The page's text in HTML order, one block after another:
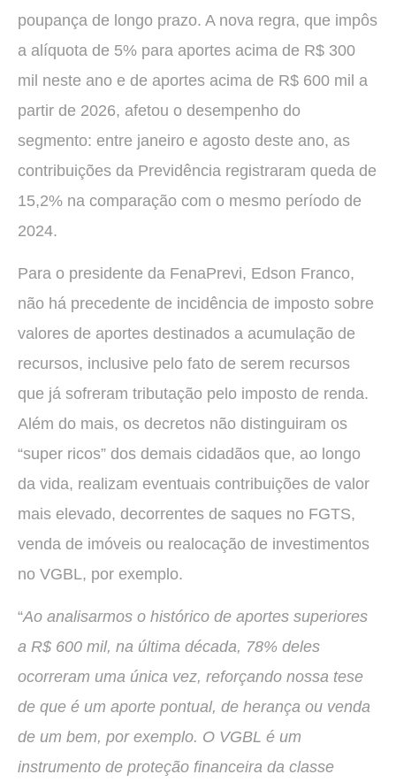
poupança de longo prazo. A nova regra, que impôs
a alíquota de 5% para aportes acima de R$ 300
mil neste ano e de aportes acima de R$ 600 mil a
partir de 2026, afetou o desempenho do
segmento: entre janeiro e agosto deste ano, as
contribuições da Previdência registraram queda de
15,2% na comparação com o mesmo período de
2024.
Para o presidente da FenaPrevi, Edson Franco,
não há precedente de incidência de imposto sobre
valores de aportes destinados a acumulação de
recursos, inclusive pelo fato de serem recursos
que já sofreram tributação pelo imposto de renda.
Além do mais, os decretos não distinguiram os
“super ricos” dos demais cidadãos que, ao longo
da vida, realizam eventuais contribuições de valor
mais elevado, decorrentes de saques no FGTS,
venda de imóveis ou realocação de investimentos
no VGBL, por exemplo.
“Ao analisarmos o histórico de aportes superiores
a R$ 600 mil, na última década, 78% deles
ocorreram uma única vez, reforçando nossa tese
de que é um aporte pontual, de herança ou venda
de um bem, por exemplo. O VGBL é um
instrumento de proteção financeira da classe